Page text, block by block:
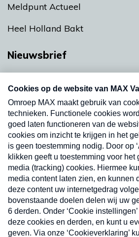
Meldpunt Actueel
Heel Holland Bakt
Nieuwsbrief
Neem hier een gratis
nieuwsbrief. Elke vrijdag- en
uw mailbox.
Nieuwsbrief